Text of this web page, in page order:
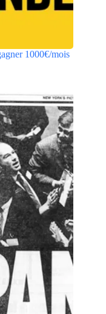
1000€/mois